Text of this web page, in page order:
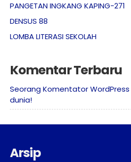
PANGETAN INGKANG KAPING-271
DENSUS 88
LOMBA LITERASI SEKOLAH
Komentar Terbaru
Seorang Komentator WordPress
dunia!
Arsip